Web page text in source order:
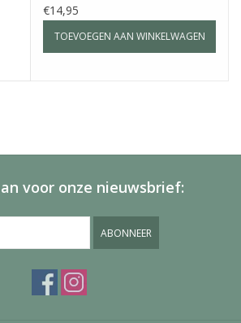
€14,95
TOEVOEGEN AAN WINKELWAGEN
voor onze nieuwsbrief:
ABONNEER